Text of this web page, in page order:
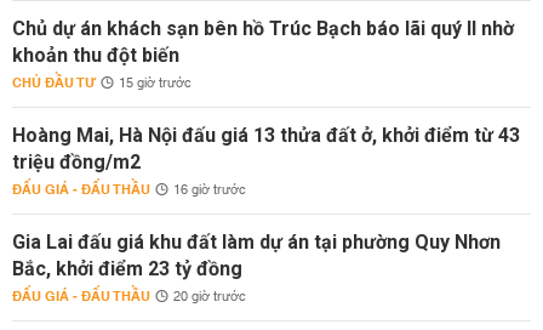
Chủ dự án khách sạn bên hồ Trúc Bạch báo lãi quý II nhờ
khoản thu đột biến
CHỦ ĐẦU TƯ 15 giờ trước
Hoàng Mai, Hà Nội đấu giá 13 thửa đất ở, khởi điểm từ 43
triệu đồng/m2
ĐẤU GIÁ - ĐẤU THẦU 16 giờ trước
Gia Lai đấu giá khu đất làm dự án tại phường Quy Nhơn
Bắc, khởi điểm 23 tỷ đồng
ĐẤU GIÁ - ĐẤU THẦU 20 giờ trước